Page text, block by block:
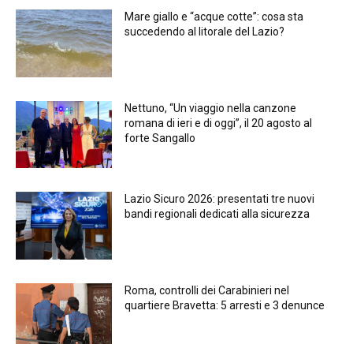
Mare giallo e “acque cotte”: cosa sta
succedendo al litorale del Lazio?
Nettuno, “Un viaggio nella canzone
romana di ieri e di oggi”, il 20 agosto al
forte Sangallo
Lazio Sicuro 2026: presentati tre nuovi
bandi regionali dedicati alla sicurezza
Roma, controlli dei Carabinieri nel
quartiere Bravetta: 5 arresti e 3 denunce